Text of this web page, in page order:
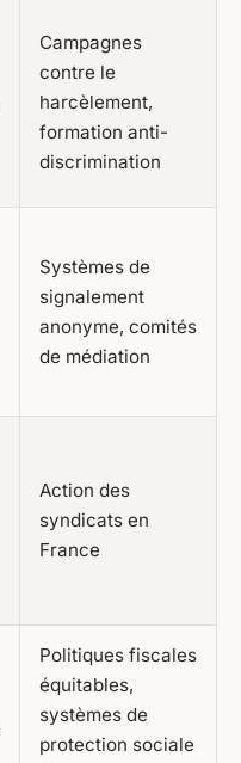
Campagnes
contre le
harcèlement,
formation anti-
discrimination
Systèmes de
signalement
anonyme, comités
de médiation
Action des
syndicats en
France
Politiques fiscales
équitables,
systèmes de
protection sociale